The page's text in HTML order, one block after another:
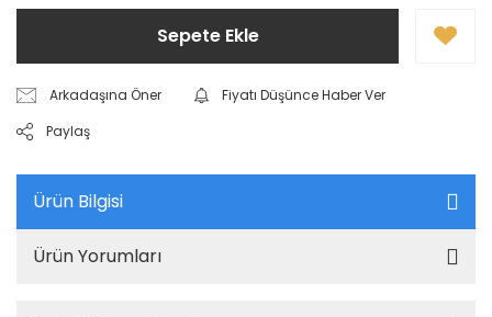
Sepete Ekle
Arkadaşına Öner
Fiyatı Düşünce Haber Ver
Paylaş
Ürün Bilgisi
Ürün Yorumları